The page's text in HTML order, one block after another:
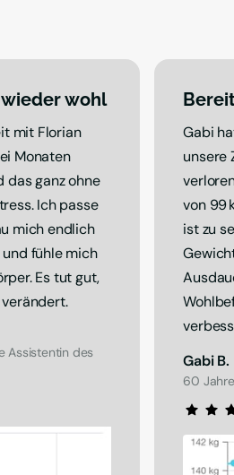
wohl
mit Florian
Monaten
das ganz ohne
Ich passe
mich endlich
fühle mich
Es tut gut,
Assistentin des
Gabi
unsere
von 99
ist zu
Gabi B.
60